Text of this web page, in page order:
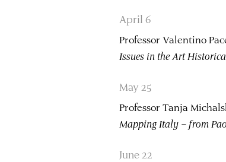
April 6
Professor Valentino
Issues in the Art
May 25
Professor Tanja
Mapping Italy – from
June 22